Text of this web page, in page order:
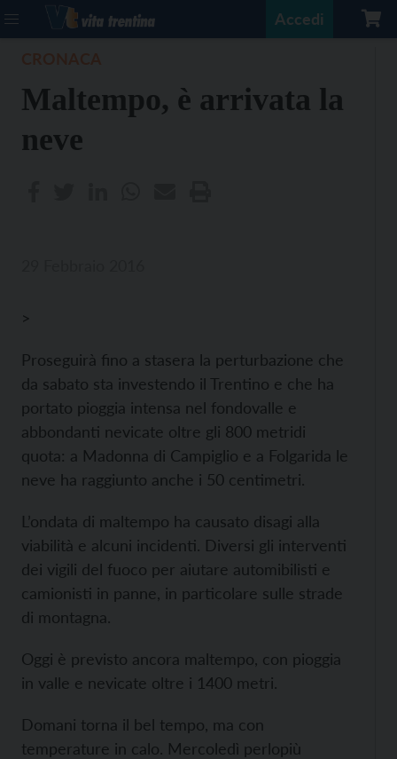
Accedi
Maltempo, è arrivata la
neve
>
Proseguirà fino a stasera la perturbazione che
da sabato sta investendo il Trentino e che ha
portato pioggia intensa nel fondovalle e
abbondanti nevicate oltre gli 800 metridi
quota: a Madonna di Campiglio e a Folgarida le
neve ha raggiunto anche i 50 centimetri.
L’ondata di maltempo ha causato disagi alla
viabilità e alcuni incidenti. Diversi gli interventi
dei vigili del fuoco per aiutare automibilisti e
camionisti in panne, in particolare sulle strade
di montagna.
Oggi è previsto ancora maltempo, con pioggia
in valle e nevicate oltre i 1400 metri.
Domani torna il bel tempo, ma con
temperature in calo. Mercoledì perlopiù